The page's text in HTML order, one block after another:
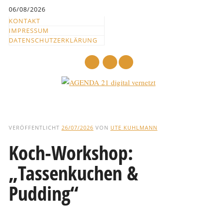
springen
06/08/2026
KONTAKT
IMPRESSUM
DATENSCHUTZERKLÄRUNG
und
Text
VERÖFFENTLICHT 26/07/2026 VON UTE KUHLMANN
Koch-Workshop:
„Tassenkuchen &
Pudding“